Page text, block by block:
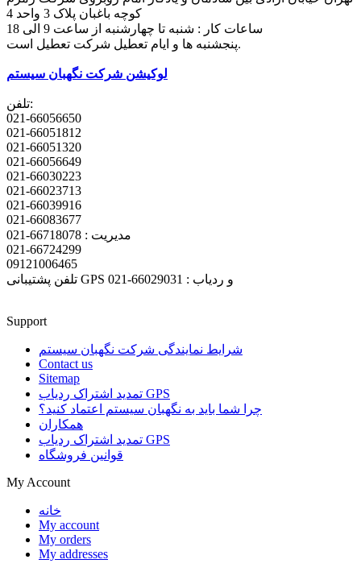
کوچه باغبان پلاک 3 واحد 4
پنجشنبه ها و ایام تعطیل شرکت تعطیل است.
لوکیشن شرکت نگهبان سیستم
تلفن:
021-66056650
021-66051812
021-66051320
021-66056649
021-66030223
021-66023713
021-66039916
021-66083677
مدیریت : 66718078-021
021-66724299
09121006465
تلفن پشتیبانی GPS و ردیاب : 66029031-021
Support
شرایط نمایندگی شرکت نگهبان سیستم
Contact us
Sitemap
تمدید اشتراک ردیاب GPS
چرا شما باید به نگهبان سیستم اعتماد کنید؟
همکاران
تمدید اشتراک ردیاب GPS
قوانین فروشگاه
My Account
خانه
My account
My orders
My addresses